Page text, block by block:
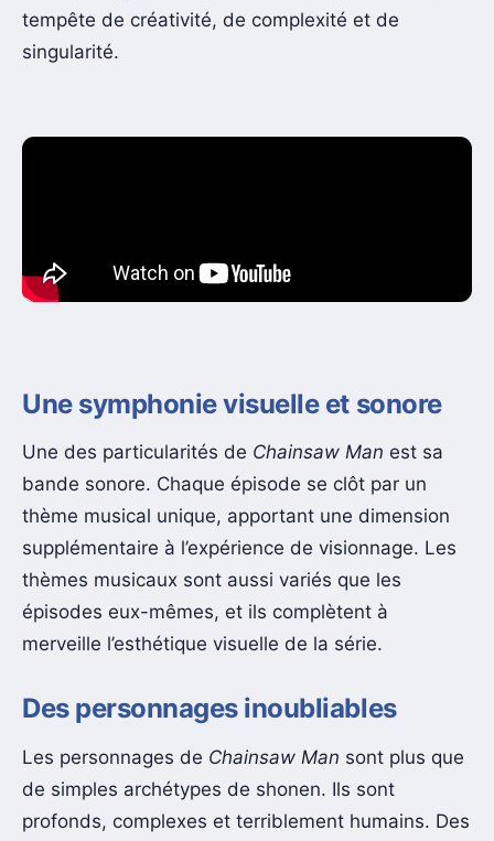
tempête de créativité, de complexité et de
singularité.
Une symphonie visuelle et sonore
Une des particularités de Chainsaw Man est sa
bande sonore. Chaque épisode se clôt par un
thème musical unique, apportant une dimension
supplémentaire à l’expérience de visionnage. Les
thèmes musicaux sont aussi variés que les
épisodes eux-mêmes, et ils complètent à
merveille l’esthétique visuelle de la série.
Des personnages inoubliables
Les personnages de Chainsaw Man sont plus que
de simples archétypes de shonen. Ils sont
profonds, complexes et terriblement humains. Des